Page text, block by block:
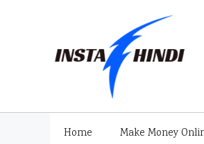
Home Make Money